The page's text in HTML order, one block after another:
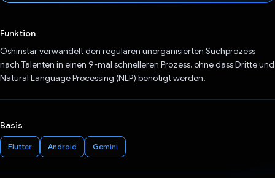
Funktion
Oshinstar verwandelt den regulären unorganisierten Suchprozess
nach Talenten in einen 9-mal schnelleren Prozess, ohne dass Dritte und
Natural Language Processing (NLP) benötigt werden.
Basis
Flutter Android Gemini